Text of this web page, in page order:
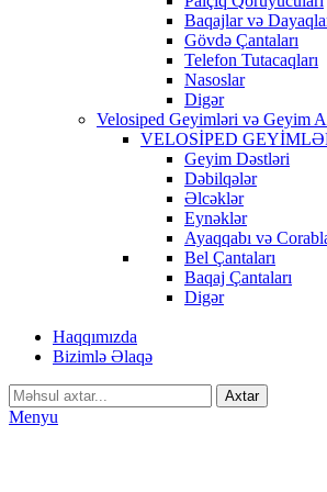
Baqajlar və
Gövdə Çantaları
Telefon Tutacaqları
Nasoslar
Digər
Velosiped Geyimləri və Geyim
VELOSİPED
Geyim Dəstləri
Dəbilqələr
Əlcəklər
Eynəklər
Ayaqqabı və
Bel Çantaları
Baqaj Çantaları
Digər
Haqqımızda
Bizimlə Əlaqə
Axtar
Menyu